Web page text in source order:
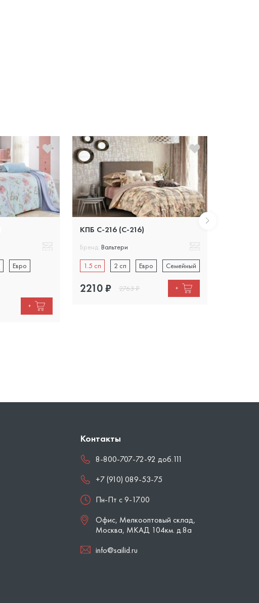
Евро
+
КПБ С-216 (C-216)
Бренд: Вальтери
1.5 сп 2 сп Евро Семейный
2210₽ 2763₽ +
Контакты
8-800-707-72-92 доб.111
+7 (910) 089-53-75
Пн-Пт с 9-17.00
Офис, Мелкооптовый склад,
Москва, МКАД 104км. д.8а
info@sailid.ru